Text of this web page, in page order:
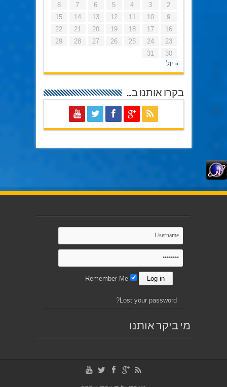
2
3
4
5
6
7
8
9
10
11
12
13
14
15
16
17
18
19
20
21
22
23
24
25
26
27
28
29
30
31
« יול
בקרו אותנו ב…
Lost your password?
מי ביקר אותנו